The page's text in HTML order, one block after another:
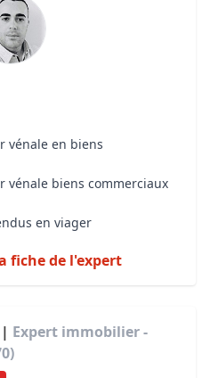
vénale en biens
vénale biens commerciaux
en viager
fiche de l'expert
Expert immobilier -